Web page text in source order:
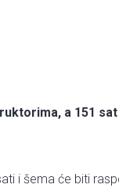
a 151
i šema će biti